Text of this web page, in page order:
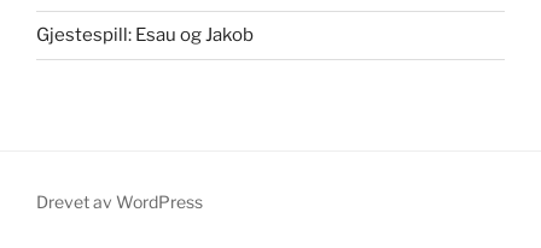
Gjestespill: Esau og Jakob
Drevet av WordPress